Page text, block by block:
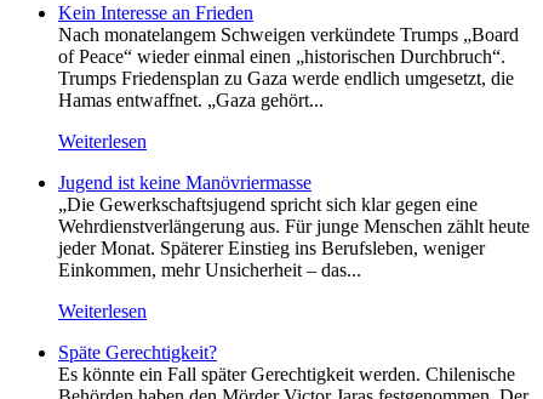
Kein Inte­resse an Frieden
Nach monatelangem Schweigen verkündete Trumps „Board
of Peace“ wieder einmal einen „historischen Durchbruch“.
Trumps Friedensplan zu Gaza werde endlich umgesetzt, die
Hamas entwaffnet. „Gaza gehört...
Weiterlesen
Jugend ist keine Manövriermasse
„Die Gewerkschaftsjugend spricht sich klar gegen eine
Wehrdienstverlängerung aus. Für junge Menschen zählt heute
jeder Monat. Späterer Einstieg ins Berufsleben, weniger
Einkommen, mehr Unsicherheit – das...
Weiterlesen
Späte Gerechtigkeit?
Es könnte ein Fall später Gerechtigkeit werden. Chilenische